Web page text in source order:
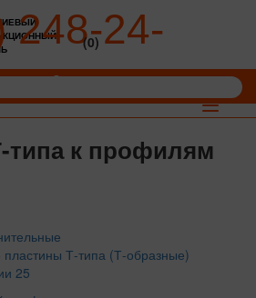
248-24-
(0)
Toggle
типа к профилям
Т-типа (Т-образные)
25